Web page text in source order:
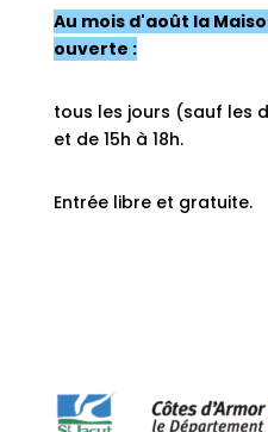
Au mois d'août la
ouverte :
tous les jours (sauf les
et de 15h à 18h.
Entrée libre et gratuite.